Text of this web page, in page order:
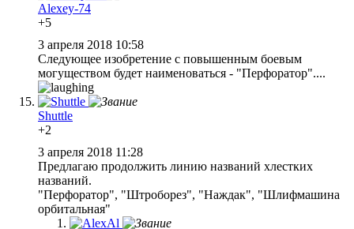
Alexey-74
+5
3 апреля 2018 10:58
Следующее изобретение с повышенным боевым
могуществом будет наименоваться - "Перфоратор"....
Shuttle
+2
3 апреля 2018 11:28
Предлагаю продолжить линию названий хлестких
названий.
"Перфоратор", "Штроборез", "Наждак", "Шлифмашина
орбитальная"